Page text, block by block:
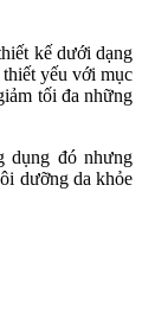
kế dưới dạng
yếu với mục
tối đa những
dụng đó nhưng
dưỡng da khỏe